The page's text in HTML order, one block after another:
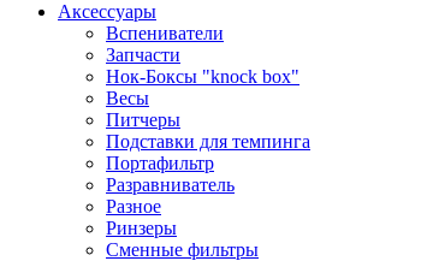
Аксессуары
Вспениватели
Запчасти
Нок-Боксы "knock box"
Весы
Питчеры
Подставки для темпинга
Портафильтр
Разравниватель
Разное
Ринзеры
Сменные фильтры